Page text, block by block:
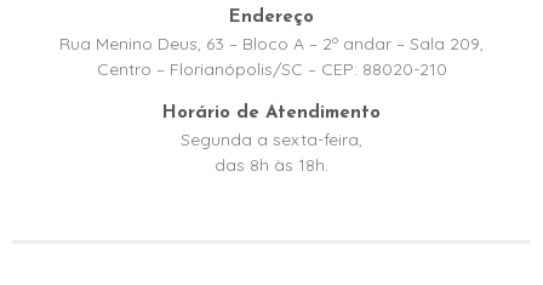
Endereço
Rua Menino Deus, 63 – Bloco A – 2º andar – Sala 209,
Centro – Florianópolis/SC – CEP: 88020-210
Horário de Atendimento
Segunda a sexta-feira,
das 8h às 18h.